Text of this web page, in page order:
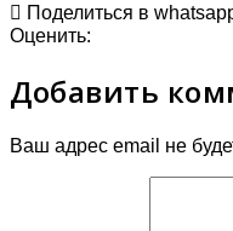
Поделиться в
Оценить:
Добавить
Ваш адрес email не